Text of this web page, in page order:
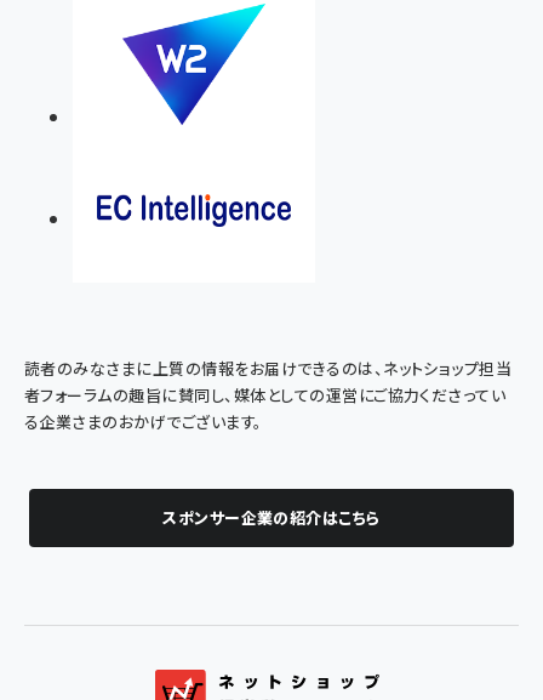
読者のみなさまに上質の情報をお届けできるのは、ネットショップ担当
者フォーラムの趣旨に賛同し、媒体としての運営にご協力くださってい
る企業さまのおかげでございます。
スポンサー企業の紹介はこちら